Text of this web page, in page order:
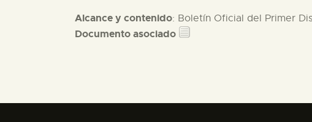
Alcance y contenido: Boletín Oficial del Primer
Documento asociado